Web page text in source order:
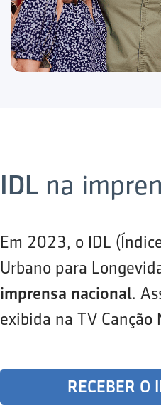
IDL na
Em 2023, o IDL
Urbano para
imprensa nacional.
exibida na TV Canção
RECEBER